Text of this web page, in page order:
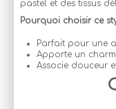
pastel et des tissus
Pourquoi choisir ce
Parfait pour une
Apporte un
Associe douceur